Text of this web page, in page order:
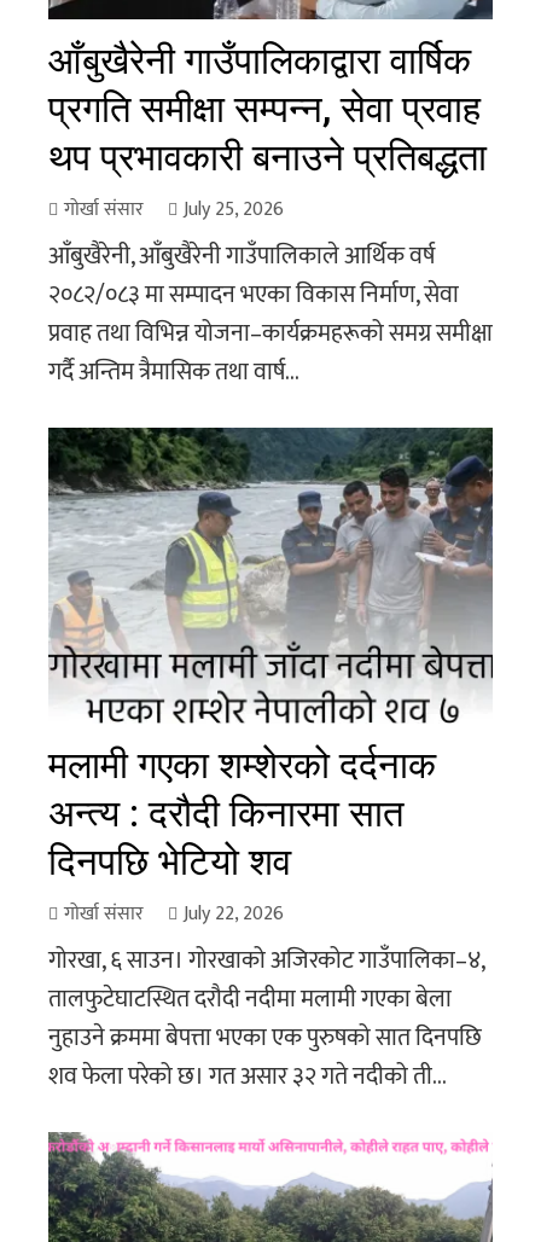
आँबुखैरेनी गाउँपालिकाद्वारा वार्षिक
प्रगति समीक्षा सम्पन्न, सेवा प्रवाह
थप प्रभावकारी बनाउने प्रतिबद्धता
गोर्खा संसार July 25, 2026
आँबुखैरेनी, आँबुखैरेनी गाउँपालिकाले आर्थिक वर्ष
२०८२/०८३ मा सम्पादन भएका विकास निर्माण, सेवा
प्रवाह तथा विभिन्न योजना–कार्यक्रमहरूको समग्र समीक्षा
गर्दै अन्तिम त्रैमासिक तथा वार्ष...
मलामी गएका शम्शेरको दर्दनाक
अन्त्य : दरौदी किनारमा सात
दिनपछि भेटियो शव
गोर्खा संसार July 22, 2026
गोरखा, ६ साउन। गोरखाको अजिरकोट गाउँपालिका–४,
तालफुटेघाटस्थित दरौदी नदीमा मलामी गएका बेला
नुहाउने क्रममा बेपत्ता भएका एक पुरुषको सात दिनपछि
शव फेला परेको छ। गत असार ३२ गते नदीको ती...